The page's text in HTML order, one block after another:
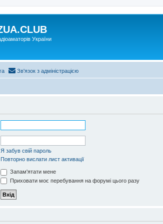
України
Зв'язок з адміністрацією
Я забув свій пароль
Повторно вислати лист активації
Запам'ятати мене
Приховати моє перебування на форумі цього разу